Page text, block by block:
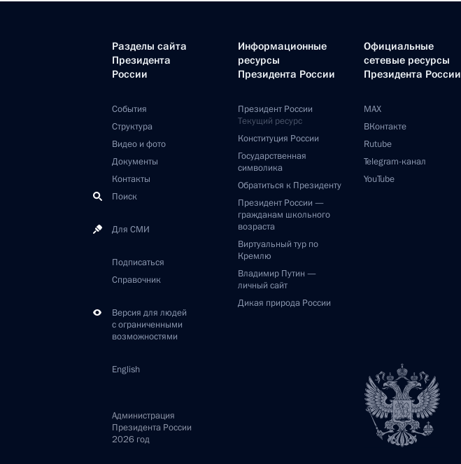
Разделы сайта
Президента
России
События
Структура
Видео и фото
Документы
Контакты
Поиск
Для СМИ
Подписаться
Справочник
Версия для людей
с ограниченными
возможностями
English
Информационные
ресурсы
Президента России
Президент России
Текущий ресурс
Конституция России
Государственная
символика
Обратиться к Президенту
Президент России —
гражданам школьного
возраста
Виртуальный тур по
Кремлю
Владимир Путин —
личный сайт
Дикая природа России
Официальные
сетевые ресурсы
Президента России
MAX
ВКонтакте
Rutube
Telegram-канал
YouTube
Администрация
Президента России
2026 год